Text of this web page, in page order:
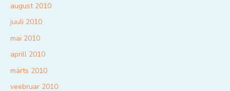
august 2010
juuli 2010
mai 2010
aprill 2010
märts 2010
veebruar 2010